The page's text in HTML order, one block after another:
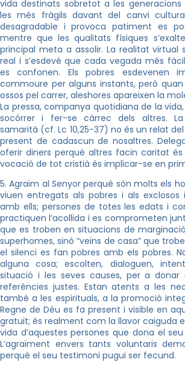
vida destinats sobretot a les generacions
les més fràgils davant del canvi
desagradable i provoca patiment es
mentre que les qualitats físiques
principal meta a assolir. La realitat virtual
real i s’esdevé que cada vegada més
es confonen. Els pobres esdevenen
commoure per alguns instants, però
ossos pel carrer, aleshores apareixen la
La pressa, companya quotidiana de la
socórrer i fer-se càrrec dels altres.
samarità (cf. Lc 10,25-37) no és un relat del
present de cadascun de nosaltres.
oferir diners perquè altres facin caritat
vocació de tot cristià és implicar-se en
5. Agraïm al Senyor perquè són molts els
viuen entregats als pobres i als
amb ells; persones de totes les edats i
practiquen l’acollida i es comprometen
que es troben en situacions de
superhomes, sinó “veïns de casa” que
el silenci es fan pobres amb els pobres.
alguna cosa; escolten, dialoguen,
situació i les seves causes, per a donar
referències justes. Estan atents a les
també a les espirituals, a la promoció
Regne de Déu es fa present i visible en
gratuït; és realment com la llavor caiguda
vida d’aquestes persones que dona el
L’agraïment envers tants voluntaris
perquè el seu testimoni pugui ser fecund.